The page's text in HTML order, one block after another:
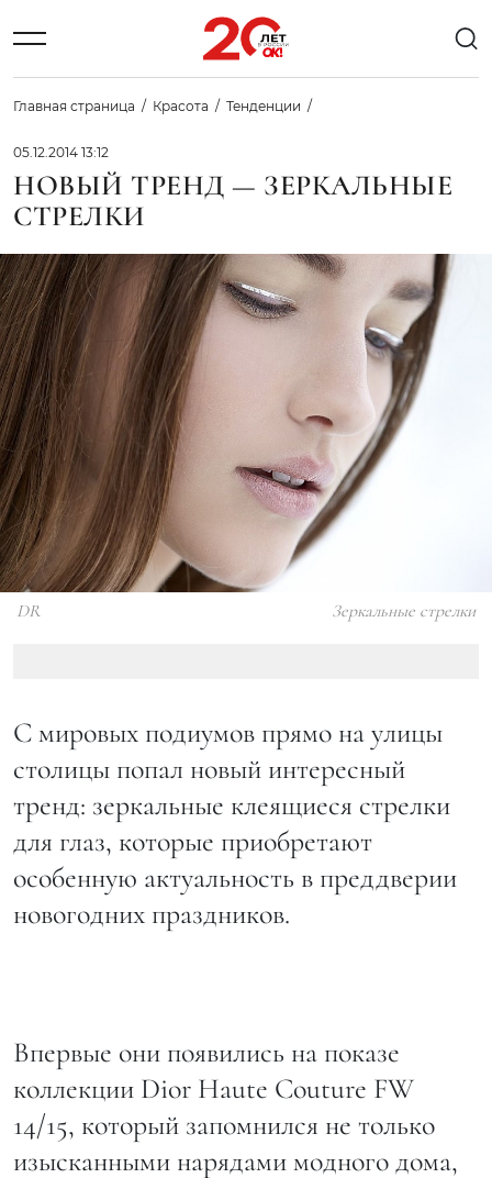
Главная страница Красота Тенденции
05.12.2014 13:12
НОВЫЙ ТРЕНД — ЗЕРКАЛЬНЫЕ
СТРЕЛКИ
DR Зеркальные стрелки
С мировых подиумов прямо на улицы
столицы попал новый интересный
тренд: зеркальные клеящиеся стрелки
для глаз, которые приобретают
особенную актуальность в преддверии
новогодних праздников.
Впервые они появились на показе
коллекции Dior Haute Couture FW
14/15, который запомнился не только
изысканными нарядами модного дома,